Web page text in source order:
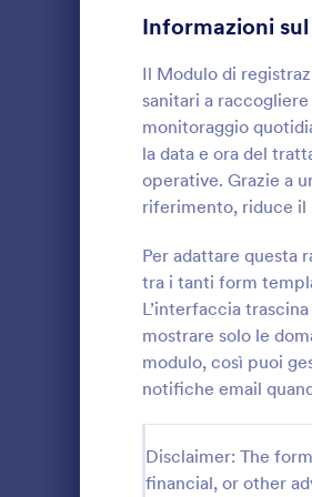
Informazioni
Il Modulo di
sanitari a
monitoraggio
la data e ora del
operative. Grazie a
riferimento, riduce il
Per adattare questa
tra i tanti form
L’interfaccia
mostrare solo le
modulo, così puoi
notifiche email
Disclaimer: The
financial, or other
Moduli di Iscrizione
Moduli Riassunto
Moduli di Approvazione
Moduli di Presenza
Revisione
Moduli di autorizzazione
Moduli per il Black Friday